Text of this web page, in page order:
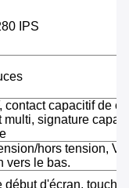
IPS
contact capacitif de
multi, signature
hors tension,
vers le bas.
début d'écran, touche